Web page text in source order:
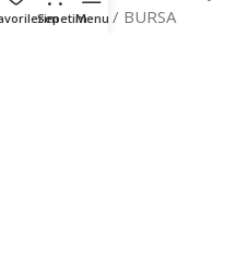
/ a Osmangazi / BURSA
SepetimMenu